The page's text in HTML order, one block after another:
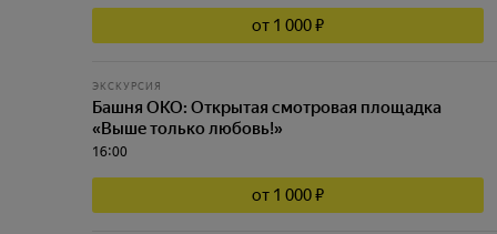
от 1 000 ₽
ЭКСКУРСИЯ
Башня ОКО: Открытая смотровая площадка
«Выше только любовь!»
16:00
от 1 000 ₽